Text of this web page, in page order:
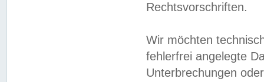
Rechtsvorschriften.
Wir möchten
fehlerfrei angelegte
Unterbrechungen